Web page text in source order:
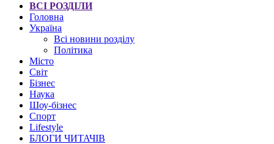
ВСІ РОЗДІЛИ
Головна
Україна
Всі новини розділу
Політика
Місто
Світ
Бізнес
Наука
Шоу-бізнес
Спорт
Lifestyle
БЛОГИ ЧИТАЧІВ